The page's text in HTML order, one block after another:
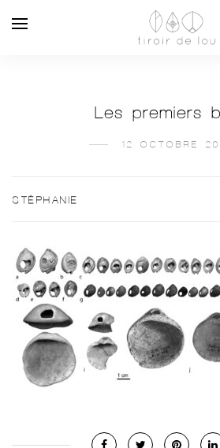
Les premiers
12 OCTOBRE
STÉPHANIE